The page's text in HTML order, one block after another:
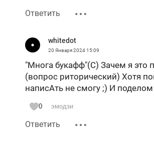
Ответить
whitedot
20 Января 202415:09
"Многа букафф"(С) Зачем я это
(вопрос риторический) Хотя
написАть не смогу ;) И
0 эмодзи
Ответить